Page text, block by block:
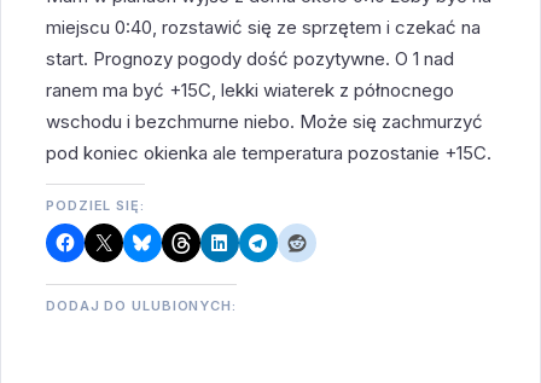
miejscu 0:40, rozstawić się ze sprzętem i czekać na
start. Prognozy pogody dość pozytywne. O 1 nad
ranem ma być +15C, lekki wiaterek z północnego
wschodu i bezchmurne niebo. Może się zachmurzyć
pod koniec okienka ale temperatura pozostanie +15C.
PODZIEL SIĘ:
DODAJ DO ULUBIONYCH: